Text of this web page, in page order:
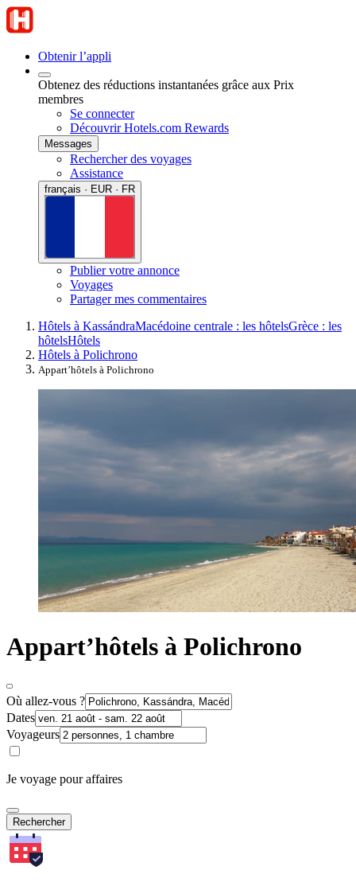
Obtenir l’appli
Obtenez des réductions instantanées grâce aux Prix
membres
Se connecter
Découvrir Hotels.com Rewards
Messages
Rechercher des voyages
Assistance
français · EUR · FR
Publier votre annonce
Voyages
Partager mes commentaires
Hôtels à KassándraMacédoine centrale : les hôtelsGrèce : les
hôtelsHôtels
Hôtels à Polichrono
Appart’hôtels à Polichrono
Appart’hôtels à Polichrono
Où allez-vous ?
Dates
Voyageurs
Je voyage pour affaires
Rechercher